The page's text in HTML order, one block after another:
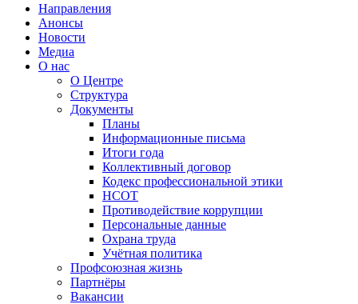
Направления
Анонсы
Новости
Медиа
О нас
О Центре
Структура
Документы
Планы
Информационные письма
Итоги года
Коллективный договор
Кодекс профессиональной этики
НСОТ
Противодействие коррупции
Персональные данные
Охрана труда
Учётная политика
Профсоюзная жизнь
Партнёры
Вакансии